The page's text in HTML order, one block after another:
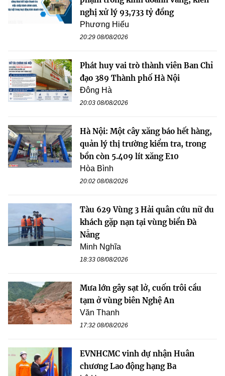
nghị xử lý 93,733 tỷ đồng
Phương Hiếu
20:29 08/08/2026
Phát huy vai trò thành viên Ban Chỉ
đạo 389 Thành phố Hà Nội
Đông Hà
20:03 08/08/2026
Hà Nội: Một cây xăng báo hết hàng,
quản lý thị trường kiểm tra, trong
bồn còn 5.409 lít xăng E10
Hòa Bình
20:02 08/08/2026
Tàu 629 Vùng 3 Hải quân cứu nữ du
khách gặp nạn tại vùng biển Đà
Nẵng
Minh Nghĩa
18:33 08/08/2026
Mưa lớn gây sạt lở, cuốn trôi cầu
tạm ở vùng biên Nghệ An
Văn Thanh
17:32 08/08/2026
EVNHCMC vinh dự nhận Huân
chương Lao động hạng Ba